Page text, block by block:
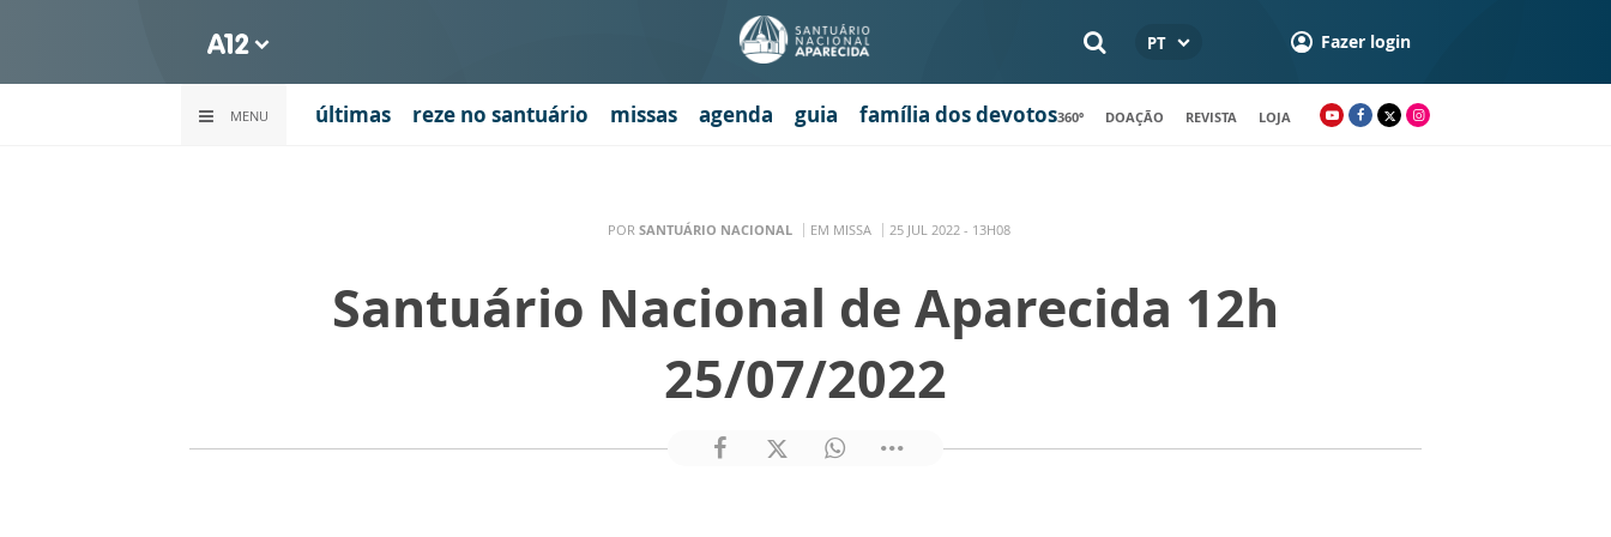
PT Fazer login
MENU últimas reze no santuário missas agenda guia família dos devotos360º DOAÇÃO REVISTA LOJA
POR SANTUÁRIO NACIONAL EM MISSA 25 JUL 2022 - 13H08
Santuário Nacional de Aparecida 12h
25/07/2022